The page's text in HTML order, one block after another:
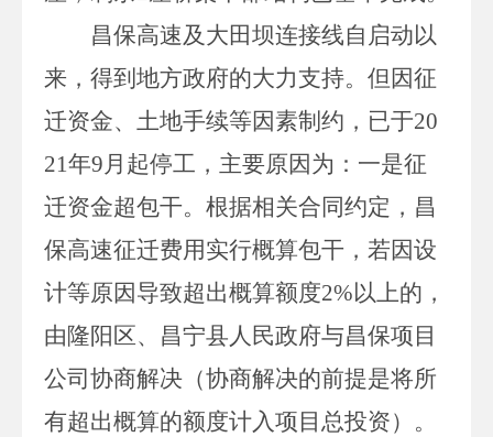
昌保高速及大田坝连接线自启动以
来，得到地方政府的大力支持。但因征
迁资金、土地手续等因素制约，已于20
21年9月起停工，主要原因为：一是征
迁资金超包干。根据相关合同约定，昌
保高速征迁费用实行概算包干，若因设
计等原因导致超出概算额度2%以上的，
由隆阳区、昌宁县人民政府与昌保项目
公司协商解决（协商解决的前提是将所
有超出概算的额度计入项目总投资）。